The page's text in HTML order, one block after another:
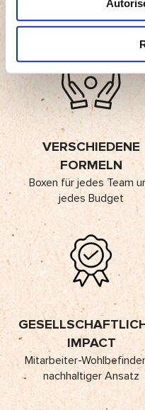
VERSCHIEDENE
FORMELN
Boxen für jedes Team
jedes Budget
IMPACT
Mitarbeiter-
nachhaltiger Ansatz